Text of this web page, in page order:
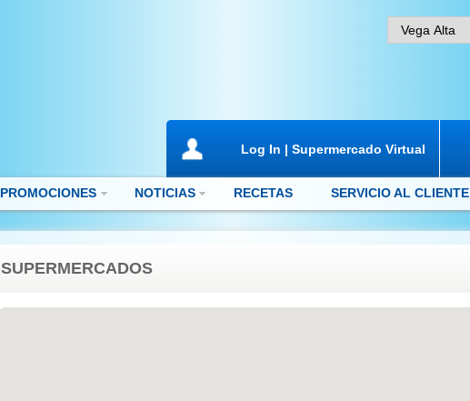
Log In | Supermercado Virtual
PROMOCIONES NOTICIAS RECETAS SERVICIO AL CLIENTE
SUPERMERCADOS